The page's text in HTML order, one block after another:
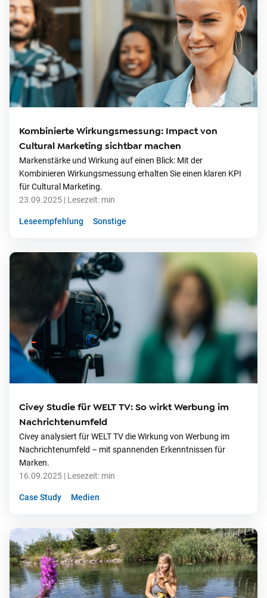
Kombinierte Wirkungsmessung: Impact von
Cultural Marketing sichtbar machen
Markenstärke und Wirkung auf einen Blick: Mit der
Kombinieren Wirkungsmessung erhalten Sie einen klaren KPI
für Cultural Marketing.
23.09.2025 | Lesezeit: min
Leseempfehlung Sonstige
Civey Studie für WELT TV: So wirkt Werbung im
Nachrichtenumfeld
Civey analysiert für WELT TV die Wirkung von Werbung im
Nachrichtenumfeld – mit spannenden Erkenntnissen für
Marken.
16.09.2025 | Lesezeit: min
Case Study Medien